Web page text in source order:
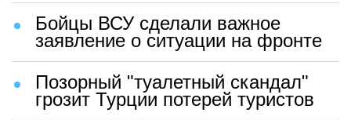
Бойцы ВСУ сделали важное
заявление о ситуации на фронте
Позорный "туалетный скандал"
грозит Турции потерей туристов